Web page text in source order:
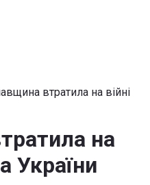
втратила на війні
на
України